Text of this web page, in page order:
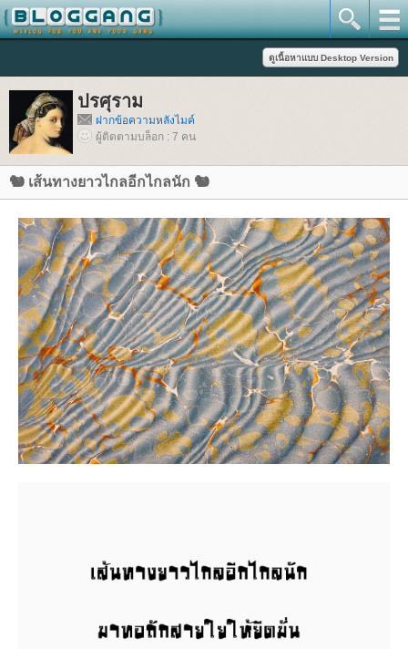
ปรศุราม
ฝากข้อความหลังไมค์
ผู้ติดตามบล็อก : 7 คน
🐿 เส้นทางยาวไกลอีกไกลนัก 🐿